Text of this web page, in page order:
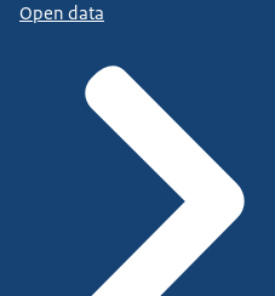
Open data